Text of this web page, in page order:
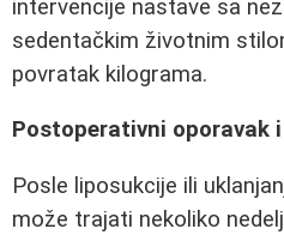
intervencije nastave sa
sedentačkim životnim
povratak kilograma.
Postoperativni oporavak
Posle liposukcije ili
može trajati nekoliko